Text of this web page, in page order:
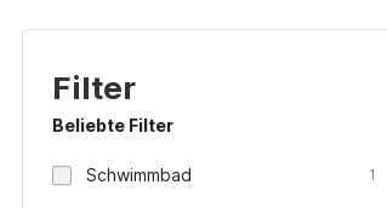
Filter
Beliebte Filter
Schwimmbad 1